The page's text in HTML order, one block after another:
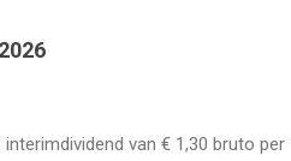
van € 1,30 bruto per